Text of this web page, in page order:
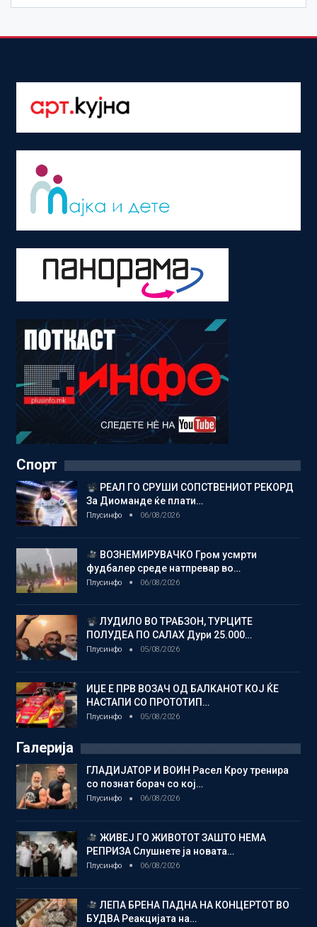
Спорт
РЕАЛ ГО СРУШИ СОПСТВЕНИОТ РЕКОРД
За Диоманде ќе плати…
Плусинфо 06/08/2026
ВОЗНЕМИРУВАЧКО Гром усмрти
фудбалер среде натпревар во…
Плусинфо 06/08/2026
ЛУДИЛО ВО ТРАБЗОН, ТУРЦИТЕ
ПОЛУДЕА ПО САЛАХ Дури 25.000…
Плусинфо 05/08/2026
ИЏЕ Е ПРВ ВОЗАЧ ОД БАЛКАНОТ КОЈ ЌЕ
НАСТАПИ СО ПРОТОТИП…
Плусинфо 05/08/2026
Галерија
ГЛАДИЈАТОР И ВОИН Расел Кроу тренира
со познат борач со кој…
Плусинфо 06/08/2026
ЖИВЕЈ ГО ЖИВОТОТ ЗАШТО НЕМА
РЕПРИЗА Слушнете ја новата…
Плусинфо 06/08/2026
ЛЕПА БРЕНА ПАДНА НА КОНЦЕРТОТ ВО
БУДВА Реакцијата на…